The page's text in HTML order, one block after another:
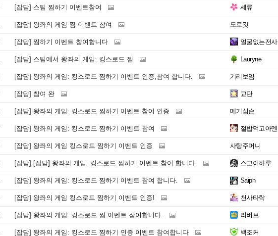
[잡담] 스팀 찜하기 이벤트참여 세류
[잡담] 왕좌의 게임 찜 이벤트 참여 도로갓
[잡담] 찜하기 이벤트 참여합니다 얼굴없는전사
[잡담] 스팀에서 왕좌의 게임: 킹스로드 찜 Lauryne
[잡담] 왕좌의 게임: 킹스로드 찜하기 이벤트 인증,참여 합니다. 기리보임
[잡담] 참여 완 교단
[잡담] 왕좌의 게임: 킹스로드 찜하기 이벤트 참여 인증 메기심슨
[잡담] 왕좌의 게임: 킹스로드 찜하기 이벤트 참여 절밥먹고아멘
[잡담] 왕좌의 게임 킹스로드 찜하기 이벤트 인증 사탕주머니
[잡담] [잡담] 왕좌의 게임: 킹스로드 찜하기 이벤트 참여 합니다. 스고이하루
[잡담] 왕좌의 게임: 킹스로드 찜하기 이벤트 참여 합니다. Saiph
[잡담] 왕좌의 게임 킹스로드 찜하기 이벤트 인증! 천사타락
[잡담] 왕좌의 게임: 킹스로드 찜 이벤트 잠여합니다. 리버브
[잡담] 왕좌의 게임: 킹스로드 찜하기 인증 이벤트 참여합니다 백조커